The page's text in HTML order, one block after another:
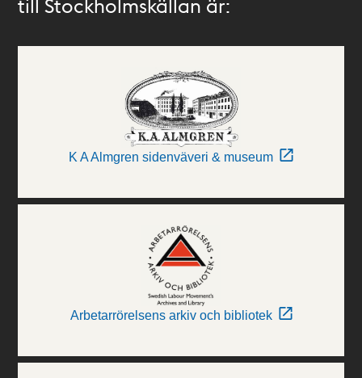
till Stockholmskällan är:
K A Almgren sidenväveri & museum
Arbetarrörelsens arkiv och bibliotek